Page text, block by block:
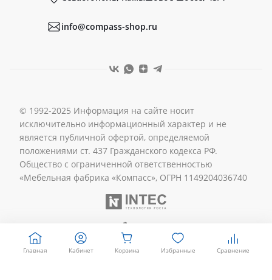
info@compass-shop.ru
© 1992-2025 Информация на сайте носит
исключительно информационный характер и не
является публичной офертой, определяемой
положениями ст. 437 Гражданского кодекса РФ.
Общество с ограниченной ответственностью
«Мебельная фабрика «Компасс», ОГРН 1149204036740
Главная Кабинет Корзина Избранные Сравнение